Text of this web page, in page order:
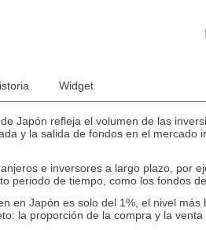
Widget
Japón refleja el volumen de las
y la salida de fondos en el
e inversores a largo plazo, por
periodo de tiempo, como los fondos
en Japón es solo del 1%, el nivel
la proporción de la compra y la